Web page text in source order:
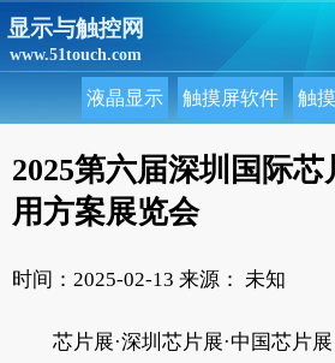
显示与触控网
www.51touch.com
液晶显示 触摸屏软件 触
2025第六届深圳国际
用方案展览会
时间：2025-02-13 来源： 未知
芯片展·深圳芯片展·中国芯片展